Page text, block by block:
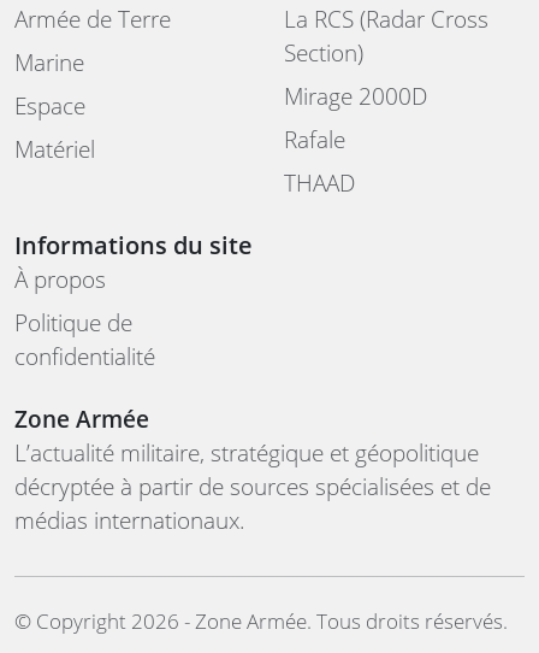
Armée de Terre
Marine
Espace
Matériel
La RCS (Radar Cross
Section)
Mirage 2000D
Rafale
THAAD
Informations du site
À propos
Politique de
confidentialité
Zone Armée
L’actualité militaire, stratégique et géopolitique
décryptée à partir de sources spécialisées et de
médias internationaux.
©️ Copyright 2026 - Zone Armée. Tous droits réservés.